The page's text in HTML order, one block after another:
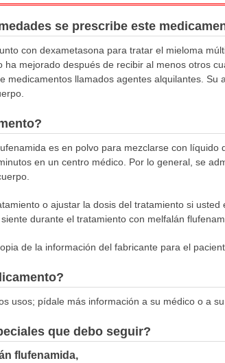
se prescribe este
con dexametasona para tratar el mieloma
mejorado después de recibir al menos otros
medicamentos llamados agentes alquilantes. Su
es en polvo para mezclarse con
en un centro médico. Por lo general, se
o ajustar la dosis del tratamiento si
durante el tratamiento con melfalán
de la información del fabricante para el
usos; pídale más información a su médico o a
que debo seguir?
flufenamida,